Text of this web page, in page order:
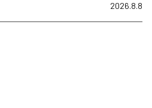
2026.8.8